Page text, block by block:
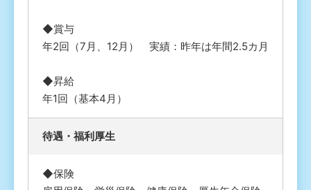
◆賞与
年2回（7月、12月） 実績：昨年は年間2.5カ月
◆昇給
年1回（基本4月）
待遇・福利厚⽣
◆保険